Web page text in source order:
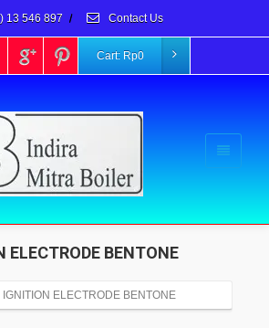
13 546 897 / Contact Us
Cart: Rp0
ELECTRODE BENTONE
IGNITION ELECTRODE BENTONE